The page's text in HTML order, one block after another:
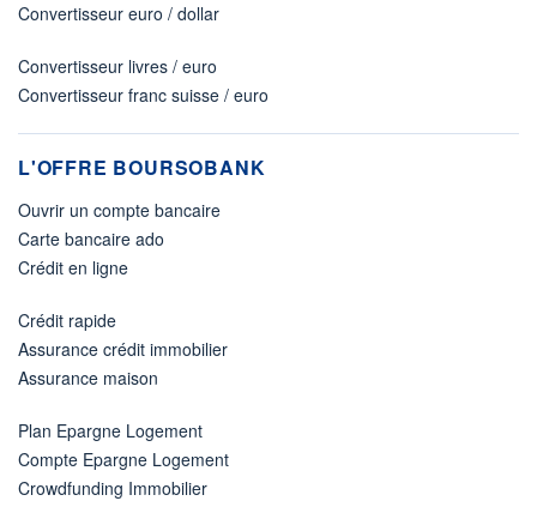
Convertisseur euro / dollar
Convertisseur livres / euro
Convertisseur franc suisse / euro
L'OFFRE BOURSOBANK
Ouvrir un compte bancaire
Carte bancaire ado
Crédit en ligne
Crédit rapide
Assurance crédit immobilier
Assurance maison
Plan Epargne Logement
Compte Epargne Logement
Crowdfunding Immobilier